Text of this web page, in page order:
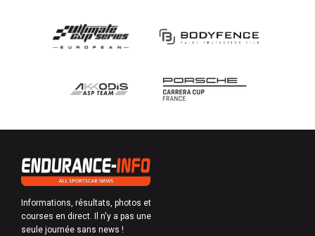
Informations, résultats, photos et
courses en direct. Il n'y a pas une
seule journée sans news !